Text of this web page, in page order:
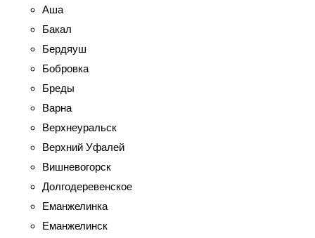
Аша
Бакал
Бердяуш
Бобровка
Бреды
Варна
Верхнеуральск
Верхний Уфалей
Вишневогорск
Долгодеревенское
Еманжелинка
Еманжелинск